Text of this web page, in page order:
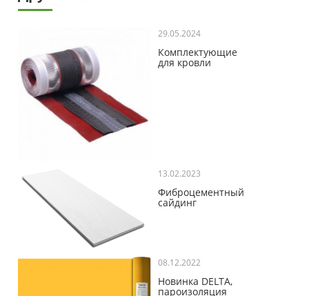
29.05.2024
Комплектующие
для кровли
13.02.2023
Фиброцементный
сайдинг
08.12.2022
Новинка DELTA,
пароизоляция